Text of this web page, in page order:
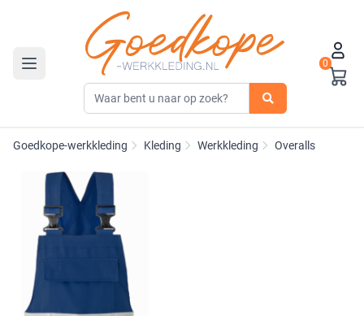
Toggle navigation
0
Goedkope-werkkleding Kleding Werkkleding Overalls